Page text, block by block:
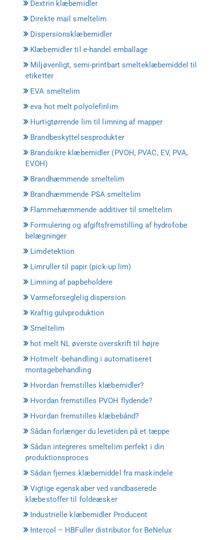
Dextrin klæbemidler
Direkte mail smeltelim
Dispersionsklæbemidler
Klæbemidler til e-handel emballage
Miljøvenligt, semi-printbart smelteklæbemiddel til
etiketter
EVA smeltelim
eva hot melt polyolefinlim
Hurtigtørrende lim til limning af mapper
Brandbeskyttelsesprodukter
Brandsikre klæbemidler (PVOH, PVAC, EV, PVA,
EVOH)
Brandhæmmende smeltelim
Brandhæmmende PSA smeltelim
Flammehæmmende additiver til smeltelim
Formulering og afgiftsfremstilling af hydrofobe
belægninger
Limdetektion
Limruller til papir (pick-up lim)
Limning af papbeholdere
Varmeforseglelig dispersion
Kraftig gulvproduktion
Smeltelim
hot melt NL øverste overskrift til højre
Hotmelt -behandling i automatiseret
montagebehandling
Hvordan fremstilles klæbemidler?
Hvordan fremstilles PVOH flydende?
Hvordan fremstilles klæbebånd?
Sådan forlænger du levetiden på et tæppe
Sådan integreres smeltelim perfekt i din
produktionsproces
Sådan fjernes klæbemiddel fra maskindele
Vigtige egenskaber ved vandbaserede
klæbestoffer til foldeæsker
Industrielle klæbemidler Producent
Intercol – HBFuller distributor for BeNelux